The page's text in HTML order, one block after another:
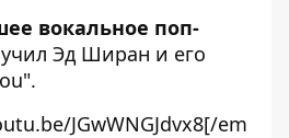
вокальное поп-
Эд Ширан и его
JGwWNGJdvx8[/em